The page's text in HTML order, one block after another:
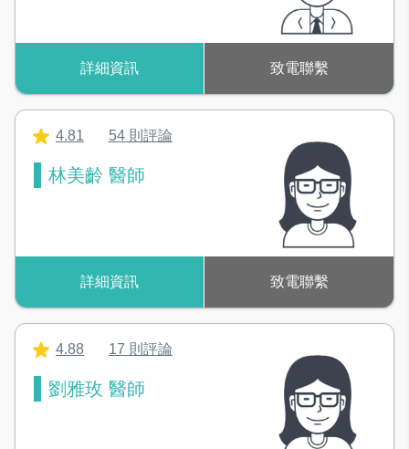
詳細資訊 致電聯繫
4.81 54 則評論
林美齡 醫師
詳細資訊 致電聯繫
4.88 17 則評論
劉雅玫 醫師